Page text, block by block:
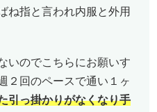
ね指と言われ内服と外用
いのでこちらにお願いす
２回のペースで通い１ヶ
引っ掛かりがなくなり手